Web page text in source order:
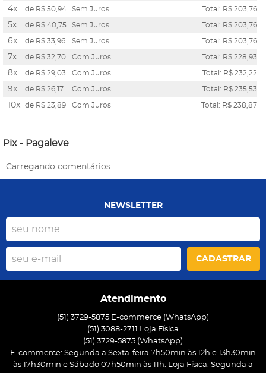
4x de R$ 50,94 Sem Juros Total: R$ 203,76
5x de R$ 40,75 Sem Juros Total: R$ 203,76
6x de R$ 33,96 Sem Juros Total: R$ 203,76
7x de R$ 32,70 Com Juros Total: R$ 228,93
8x de R$ 29,03 Com Juros Total: R$ 232,22
9x de R$ 26,17 Com Juros Total: R$ 235,53
10x de R$ 23,89 Com Juros Total: R$ 238,87
Pix - Pagaleve
Carregando comentários ...
NEWSLETTER
CADASTRAR
Atendimento
(51) 3729-5875 E-commerce (WhatsApp)
(51) 3088-2711 Loja Física
(51) 3729-5875 (WhatsApp)
E-commerce: Segunda a Sexta-feira 7h50min às 12h e 13h30min
às 17h30min e Sábado 07h50min às 11h. Loja Física: Segunda a